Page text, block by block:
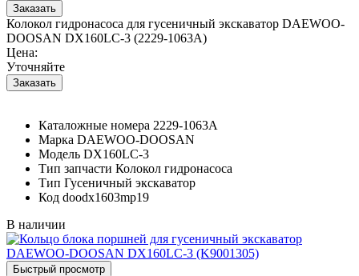
Колокол гидронасоса для гусеничный экскаватор DAEWOO-
DOOSAN DX160LC-3 (2229-1063A)
Цена:
Уточняйте
Каталожные номера 2229-1063A
Марка DAEWOO-DOOSAN
Модель DX160LC-3
Тип запчасти Колокол гидронасоса
Тип Гусеничный экскаватор
Код doodx1603mp19
В наличии